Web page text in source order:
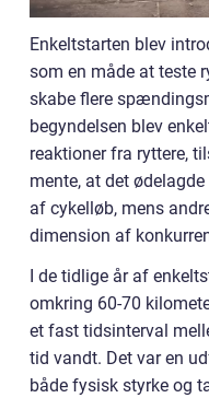
Enkeltstarten blev
som en måde at teste
skabe flere
begyndelsen blev
reaktioner fra ryttere,
mente, at det
af cykelløb, mens
dimension af
I de tidlige år af
omkring 60-70
et fast tidsinterval
tid vandt. Det var en
både fysisk styrke og